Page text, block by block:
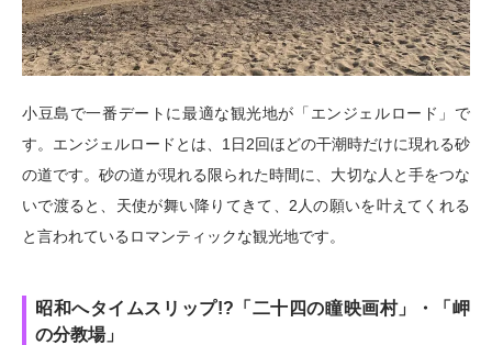
小豆島で一番デートに最適な観光地が「エンジェルロード」で
す。エンジェルロードとは、1日2回ほどの干潮時だけに現れる砂
の道です。砂の道が現れる限られた時間に、大切な人と手をつな
いで渡ると、天使が舞い降りてきて、2人の願いを叶えてくれる
と言われているロマンティックな観光地です。
昭和へタイムスリップ!?「二十四の瞳映画村」・「岬
の分教場」